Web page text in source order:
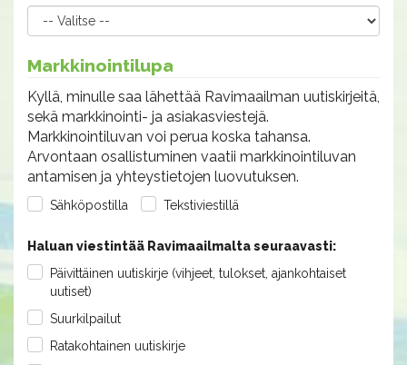
Markkinointilupa
Kyllä, minulle saa lähettää Ravimaailman uutiskirjeitä,
sekä markkinointi- ja asiakasviestejä.
Markkinointiluvan voi perua koska tahansa.
Arvontaan osallistuminen vaatii markkinointiluvan
antamisen ja yhteystietojen luovutuksen.
Sähköpostilla Tekstiviestillä
Haluan viestintää Ravimaailmalta seuraavasti:
Päivittäinen uutiskirje (vihjeet, tulokset, ajankohtaiset
uutiset)
Suurkilpailut
Ratakohtainen uutiskirje